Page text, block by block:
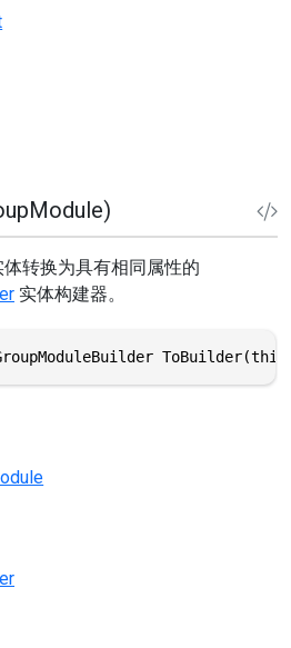
体转换为具有相同属性的
实体构建器。
ToBuilder(this